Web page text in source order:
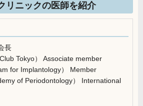
リニックの医師を紹介
長
Tokyo） Associate member
for Implantology） Member
of Periodontology） International